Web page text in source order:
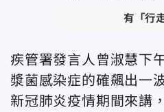
有「行
疾管署發言人曾淑慧下
漿菌感染症的確飆出一
新冠肺炎疫情期間來講